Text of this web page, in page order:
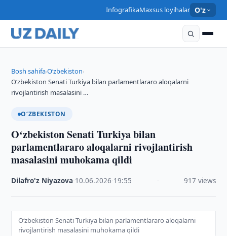
InfografikaMaxsus loyihalar O'z
Bosh sahifa›O‘zbekiston›
Oʻzbekiston Senati Turkiya bilan parlamentlararo aloqalarni
rivojlantirish masalasini …
O‘ZBEKISTON
Oʻzbekiston Senati Turkiya bilan
parlamentlararo aloqalarni rivojlantirish
masalasini muhokama qildi
Dilafro'z Niyazova 10.06.2026 19:55 917 views
Oʻzbekiston Senati Turkiya bilan parlamentlararo aloqalarni
rivojlantirish masalasini muhokama qildi